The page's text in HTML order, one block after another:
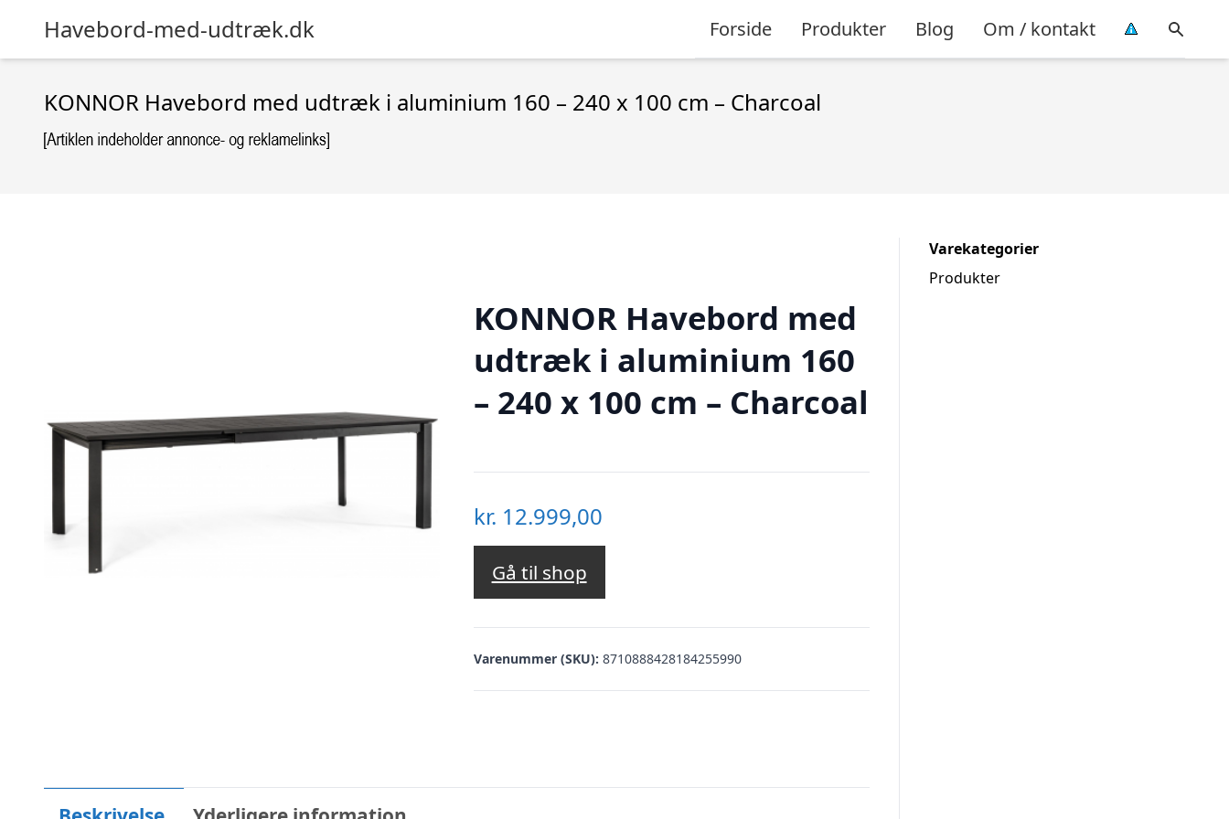
Havebord-med-udtræk.dk Forside Produkter Blog Om / kontakt
KONNOR Havebord med udtræk i aluminium 160 – 240 x 100 cm – Charcoal
KONNOR Havebord med
udtræk i aluminium 160
– 240 x 100 cm – Charcoal
kr. 12.999,00
Gå til shop
Varenummer (SKU): 8710888428184255990
Varekategorier
Produkter